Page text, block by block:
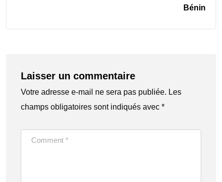
Bénin
Laisser un commentaire
Votre adresse e-mail ne sera pas publiée. Les
champs obligatoires sont indiqués avec *